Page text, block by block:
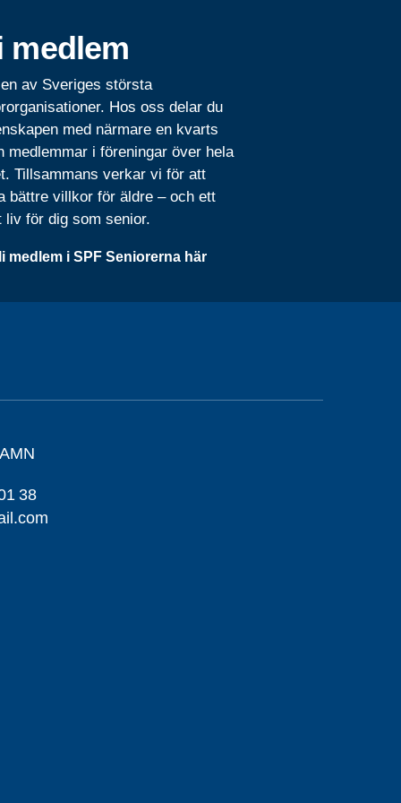
medlem
av Sveriges största
Hos oss delar du
med närmare en kvarts
medlemmar i föreningar över hela
Tillsammans verkar vi för att
bättre villkor för äldre – och ett
liv för dig som senior.
medlem i SPF Seniorerna här
38